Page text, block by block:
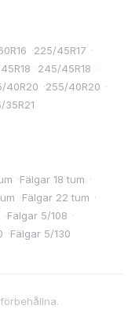
·225/45R17 ·
·245/45R18 ·
40R20 ·255/40R20 ·
35R21
·Fälgar 18 tum ·
·Fälgar 22 tum ·
·Fälgar 5/108 ·
·Fälgar 5/130